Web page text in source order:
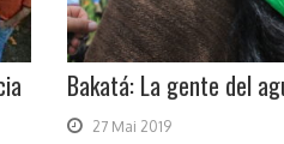
Bakatá: La gente del
27 Mai 2019